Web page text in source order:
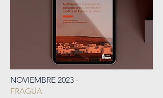
NOVIEMBRE 2023 -
FRAGUA